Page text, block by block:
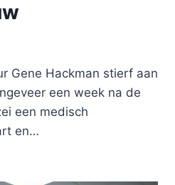
Gene Hackman stierf aan
een week na de
een medisch
en…